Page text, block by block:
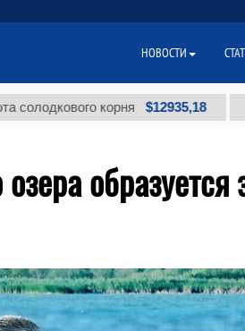
корня $12935,18 Мазут
НОВОСТИ